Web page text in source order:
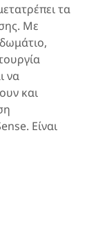
τα
Με
να
και
Είναι